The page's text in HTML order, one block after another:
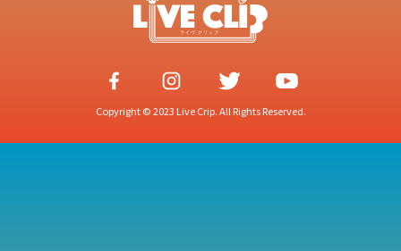
Copyright © 2023 Live Crip. All Rights Reserved.